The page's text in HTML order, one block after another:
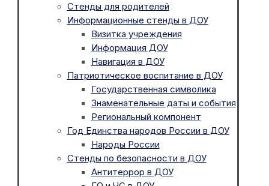
Стенды для родителей
Информационные стенды в ДОУ
Визитка учреждения
Информация ДОУ
Навигация в ДОУ
Патриотическое воспитание в ДОУ
Государственная символика
Знаменательные даты и события
Региональный компонент
Год Единства народов России в ДОУ
Народы России
Стенды по безопасности в ДОУ
Антитеррор в ДОУ